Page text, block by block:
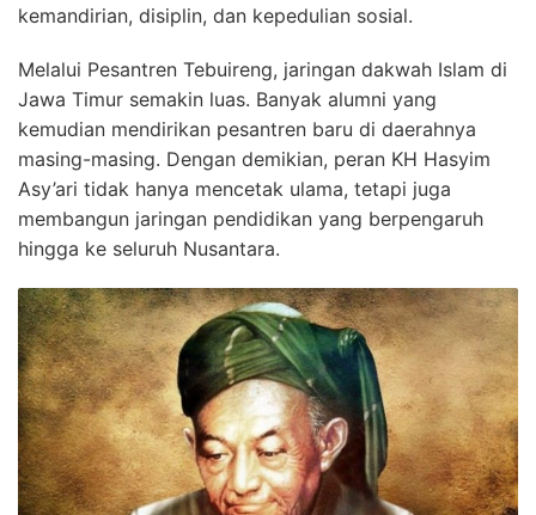
kemandirian, disiplin, dan kepedulian sosial.
Melalui Pesantren Tebuireng, jaringan dakwah Islam di
Jawa Timur semakin luas. Banyak alumni yang
kemudian mendirikan pesantren baru di daerahnya
masing-masing. Dengan demikian, peran KH Hasyim
Asy’ari tidak hanya mencetak ulama, tetapi juga
membangun jaringan pendidikan yang berpengaruh
hingga ke seluruh Nusantara.